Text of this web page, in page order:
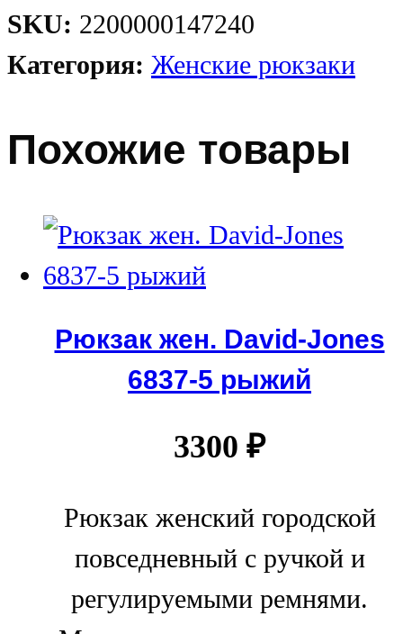
SKU: 2200000147240
Категория: Женские рюкзаки
Похожие товары
Рюкзак жен. David-Jones
6837-5 рыжий
3300 ₽
Рюкзак женский городской
повседневный с ручкой и
регулируемыми ремнями.